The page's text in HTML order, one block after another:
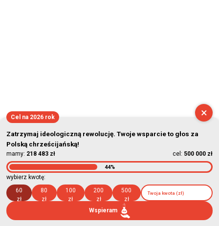
×
Cel na 2026 rok
Zatrzymaj ideologiczną rewolucję. Twoje wsparcie to głos za
Polską chrześcijańską!
mamy: 218 483 zł cel: 500 000 zł
44%
wybierz kwotę:
60
zł
80
zł
100
zł
200
zł
500
zł
Wspieram